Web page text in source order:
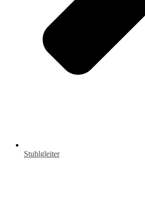
Stuhlgleiter